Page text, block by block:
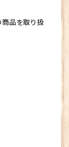
葉純一 宇野信行 遠
命 青汁酢 パニウ
気 ワカスギール
店 日本漢方研究所
品添加物 ペット 陽
神的配合 八大龍王
エ 近未来メイクアド
ィスト 大宇宙エネ
商品を取り扱